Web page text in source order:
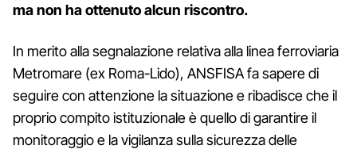
ma non ha ottenuto alcun riscontro.
In merito alla segnalazione relativa alla linea ferroviaria
Metromare (ex Roma-Lido), ANSFISA fa sapere di
seguire con attenzione la situazione e ribadisce che il
proprio compito istituzionale è quello di garantire il
monitoraggio e la vigilanza sulla sicurezza delle